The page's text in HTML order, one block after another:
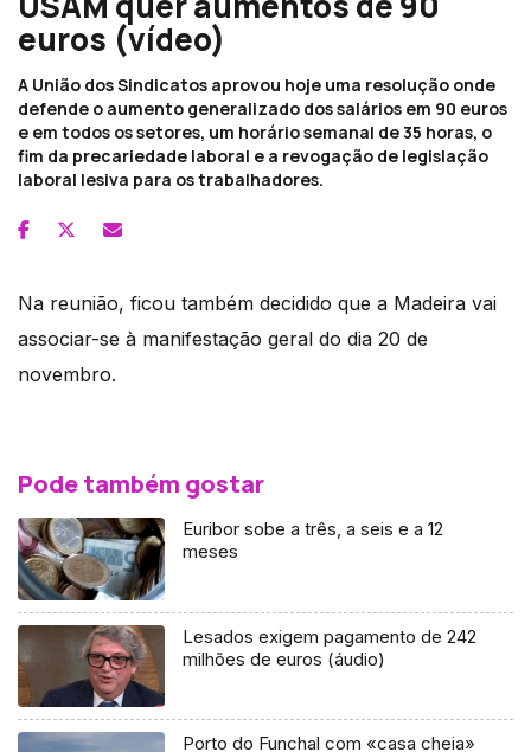
euros (vídeo)
A União dos Sindicatos aprovou hoje uma resolução onde
defende o aumento generalizado dos salários em 90 euros
e em todos os setores, um horário semanal de 35 horas, o
fim da precariedade laboral e a revogação de legislação
laboral lesiva para os trabalhadores.
Na reunião, ficou também decidido que a Madeira vai
associar-se à manifestação geral do dia 20 de
novembro.
Pode também gostar
Euribor sobe a três, a seis e a 12
meses
Lesados exigem pagamento de 242
milhões de euros (áudio)
Porto do Funchal com «casa cheia»